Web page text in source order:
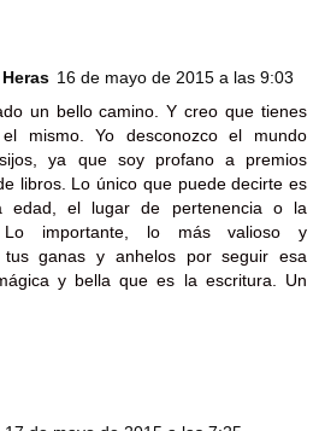
16 de mayo de 2015 a las 9:03
un bello camino. Y creo que tienes
mismo. Yo desconozco el mundo
ya que soy profano a premios
libros. Lo único que puede decirte es
edad, el lugar de pertenencia o la
Lo importante, lo más valioso y
tus ganas y anhelos por seguir esa
y bella que es la escritura. Un